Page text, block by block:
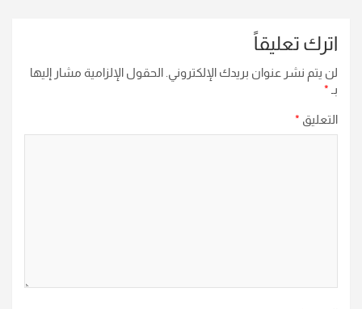
اترك تعليقاً
لن يتم نشر عنوان بريدك الإلكتروني. الحقول الإلزامية مشار إليها
بـ *
التعليق *